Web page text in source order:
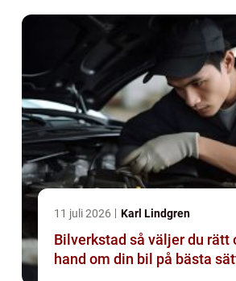
11 juli 2026 Karl Lindgren
Bilverkstad så väljer du rätt och tar
hand om din bil på bästa